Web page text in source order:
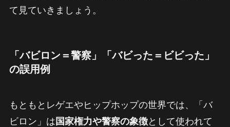
て見ていきましょう。
「バビロン＝警察」「バビった＝ビビった」
の誤用例
もともとレゲエやヒップホップの世界では、「バ
ビロン」は 国家権力や警察の象徴として使われて